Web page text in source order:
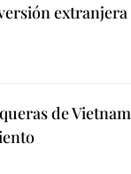
extranjera
de Vietnam